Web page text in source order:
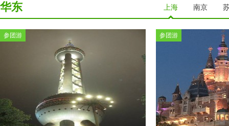
华东 上海 南京
参团游 参团游